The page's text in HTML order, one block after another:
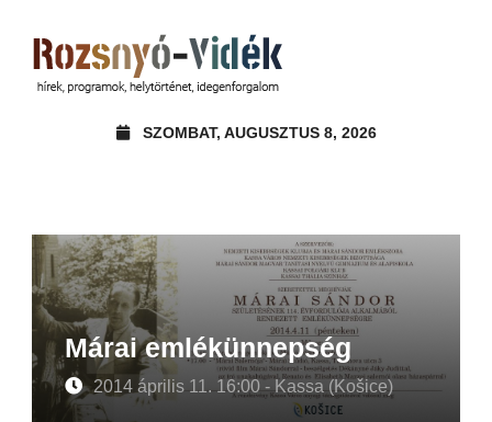
SZOMBAT, AUGUSZTUS 8, 2026
Márai emlékünnepség
2014 április 11. 16:00 - Kassa (Košice)